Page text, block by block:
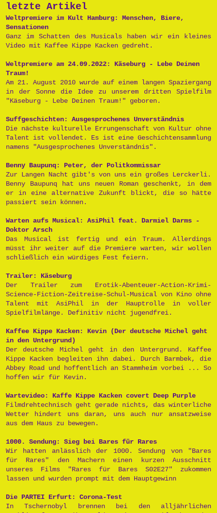
letzte Artikel
Weltpremiere im Kult Hamburg: Menschen, Biere,
Sensationen
Ganz im Schatten des Musicals haben wir ein kleines
Video mit Kaffee Kippe Kacken gedreht.
Weltpremiere am 24.09.2022: Käseburg - Lebe Deinen
Traum!
Am 21. August 2010 wurde auf einem langen Spaziergang
in der Sonne die Idee zu unserem dritten Spielfilm
"Käseburg - Lebe Deinen Traum!" geboren.
Suffgeschichten: Ausgesprochenes Unverständnis
Die nächste kulturelle Errungenschaft von Kultur ohne
Talent ist vollendet. Es ist eine Geschichtensammlung
namens "Ausgesprochenes Unverständnis".
Benny Baupunq: Peter, der Politkommissar
Zur Langen Nacht gibt's von uns ein großes Lerckerli.
Benny Baupunq hat uns neuen Roman geschenkt, in dem
er in eine alternative Zukunft blickt, die so hätte
passiert sein können.
Warten aufs Musical: AsiPhil feat. Darmiel Darms -
Doktor Arsch
Das Musical ist fertig und ein Traum. Allerdings
müsst ihr weiter auf die Premiere warten, wir wollen
schließlich ein würdiges Fest feiern.
Trailer: Käseburg
Der Trailer zum Erotik-Abenteuer-Action-Krimi-
Science-Fiction-Zeitreise-Schul-Musical von Kino ohne
Talent mit AsiPhil in der Hauptrolle in voller
Spielfilmlänge. Definitiv nicht jugendfrei.
Kaffee Kippe Kacken: Kevin (Der deutsche Michel geht
in den Untergrund)
Der deutsche Michel geht in den Untergrund. Kaffee
Kippe Kacken begleiten ihn dabei. Durch Barmbek, die
Abbey Road und hoffentlich an Stammheim vorbei ... So
hoffen wir für Kevin.
Wartevideo: Kaffe Kippe Kacken covert Deep Purple
Filmdrehtechnisch geht gerade nichts, das winterliche
Wetter hindert uns daran, uns auch nur ansatzweise
aus dem Haus zu bewegen.
1000. Sendung: Sieg bei Bares für Rares
Wir hatten anlässlich der 1000. Sendung von "Bares
für Rares" den Machern einen kurzen Ausschnitt
unseres Films "Rares für Bares S02E27" zukommen
lassen und wurden prompt mit dem Hauptgewinn
Die PARTEI Erfurt: Corona-Test
In Tschernobyl brennen bei den alljährlichen